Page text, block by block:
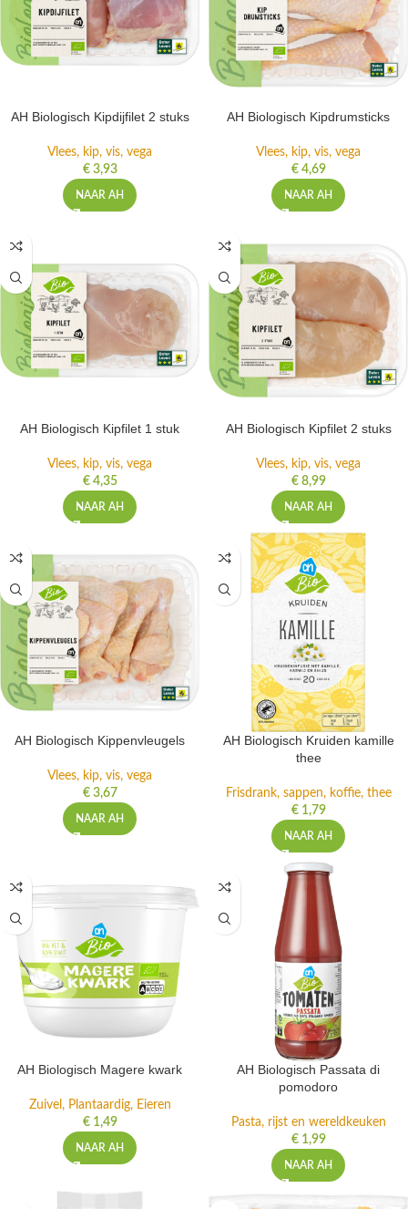
AH Biologisch Kipdijfilet 2 stuks
Vlees, kip, vis, vega
€3,93
NAAR AH
AH Biologisch Kipdrumsticks
Vlees, kip, vis, vega
€4,69
NAAR AH
AH Biologisch Kipfilet 1 stuk
Vlees, kip, vis, vega
€4,35
NAAR AH
AH Biologisch Kipfilet 2 stuks
Vlees, kip, vis, vega
€8,99
NAAR AH
AH Biologisch Kippenvleugels
Vlees, kip, vis, vega
€3,67
NAAR AH
AH Biologisch Kruiden kamille
thee
Frisdrank, sappen, koffie, thee
€1,79
NAAR AH
AH Biologisch Magere kwark
Zuivel, Plantaardig, Eieren
€1,49
NAAR AH
AH Biologisch Passata di
pomodoro
Pasta, rijst en wereldkeuken
€1,99
NAAR AH